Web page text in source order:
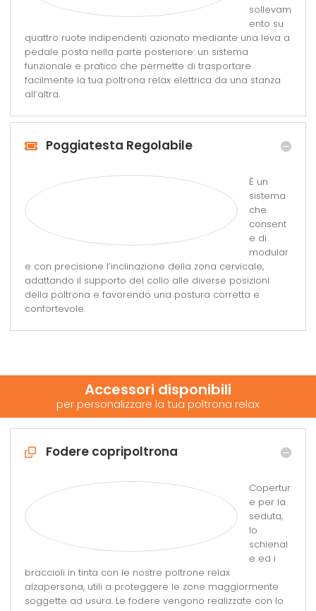
sollevam
ento su
quattro ruote indipendenti azionato mediante una leva a
pedale posta nella parte posteriore: un sistema
funzionale e pratico che permette di trasportare
facilmente la tua poltrona relax elettrica da una stanza
all’altra.
Poggiatesta Regolabile
È un
sistema
che
consent
e di
modular
e con precisione l’inclinazione della zona cervicale,
adattando il supporto del collo alle diverse posizioni
della poltrona e favorendo una postura corretta e
confortevole.
Accessori disponibili
per personalizzare la tua poltrona relax
Fodere copripoltrona
Copertur
e per la
seduta,
lo
schienal
e ed i
braccioli in tinta con le nostre poltrone relax
alzapersona, utili a proteggere le zone maggiormente
soggette ad usura. Le fodere vengono realizzate con lo